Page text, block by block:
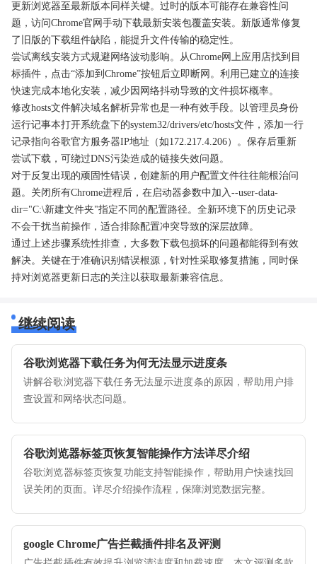
更新浏览器至最新版本同样关键。过时的版本可能存在兼容性问
题，访问Chrome官网手动下载最新安装包覆盖安装。新版通常修复
了旧版的下载组件缺陷，能提升文件传输的稳定性。
尝试离线安装方式规避网络波动影响。从Chrome网上应用店找到目
标插件，点击“添加到Chrome”按钮后立即断网。利用已建立的连接
快速完成本地化安装，减少因网络抖动导致的文件损坏概率。
修改hosts文件解决域名解析异常也是一种有效手段。以管理员身份
运行记事本打开系统盘下的system32/drivers/etc/hosts文件，添加一行
记录指向谷歌官方服务器IP地址（如172.217.4.206）。保存后重新
尝试下载，可绕过DNS污染造成的链接失效问题。
对于反复出现的顽固性错误，创建新的用户配置文件往往能根治问
题。关闭所有Chrome进程后，在启动器参数中加入--user-data-
dir="C:\新建文件夹"指定不同的配置路径。全新环境下的历史记录
不会干扰当前操作，适合排除配置冲突导致的深层故障。
通过上述步骤系统性排查，大多数下载包损坏的问题都能得到有效
解决。关键在于准确识别错误根源，针对性采取修复措施，同时保
持对浏览器更新日志的关注以获取最新兼容信息。
继续阅读
谷歌浏览器下载任务为何无法显示进度条
讲解谷歌浏览器下载任务无法显示进度条的原因，帮助用户排
查设置和网络状态问题。
谷歌浏览器标签页恢复智能操作方法详尽介绍
谷歌浏览器标签页恢复功能支持智能操作，帮助用户快速找回
误关闭的页面。详尽介绍操作流程，保障浏览数据完整。
google Chrome广告拦截插件排名及评测